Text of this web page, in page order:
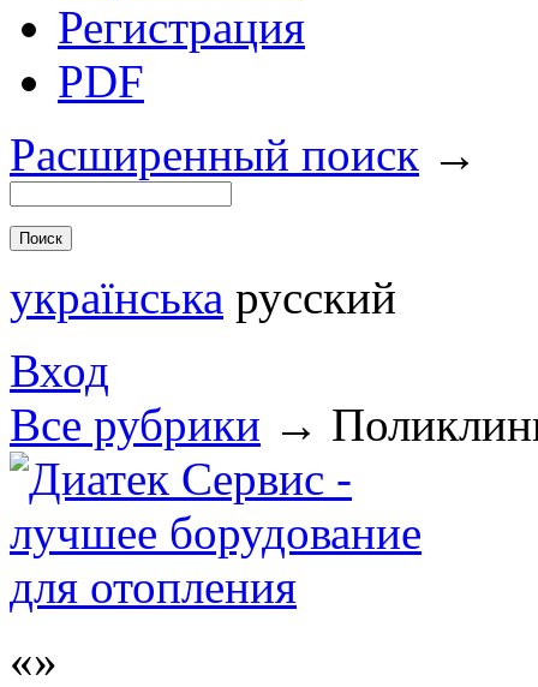
Регистрация
PDF
Расширенный поиск →
українська русский
Вход
Все рубрики →